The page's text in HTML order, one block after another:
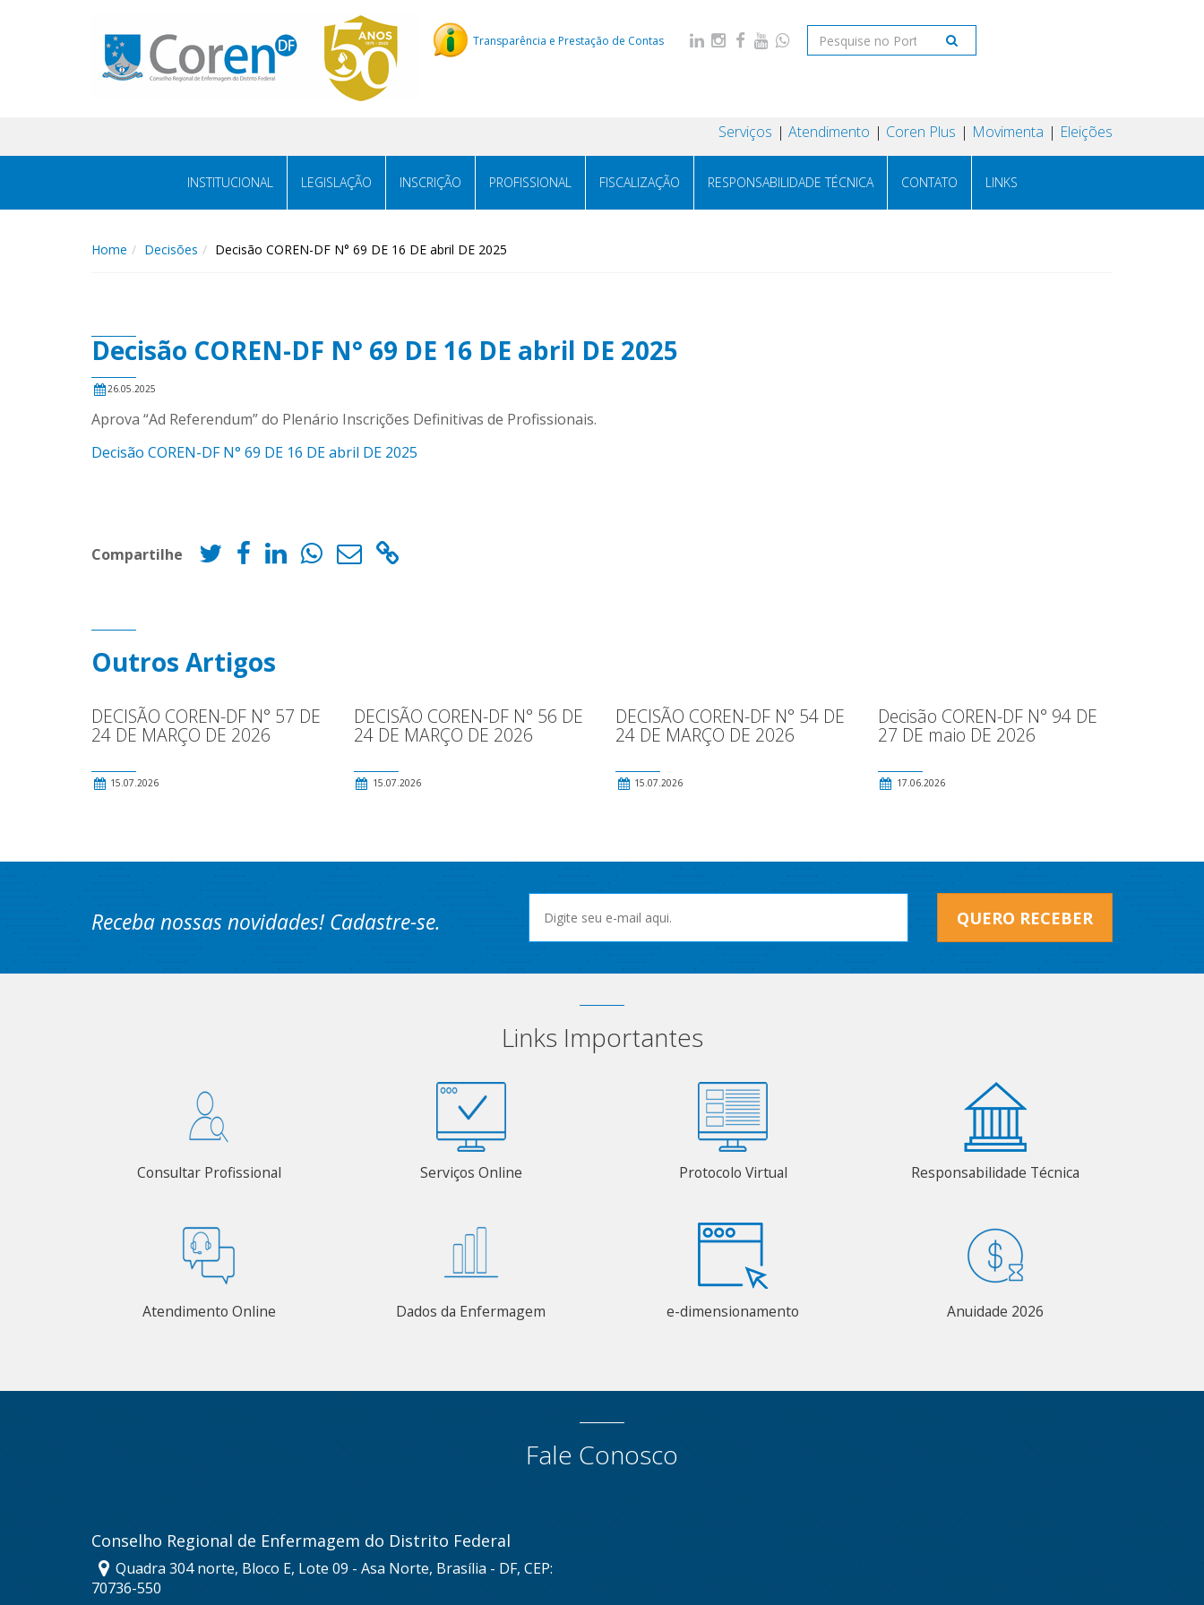
Transparência e Prestação de Contas
Serviços Atendimento Coren Plus Movimenta Eleições
INSTITUCIONAL LEGISLAÇÃO INSCRIÇÃO PROFISSIONAL FISCALIZAÇÃO RESPONSABILIDADE TÉCNICA CONTATO LINKS
Home Decisões Decisão COREN-DF N° 69 DE 16 DE abril DE 2025
Decisão COREN-DF N° 69 DE 16 DE abril DE 2025
26.05.2025
Aprova “Ad Referendum” do Plenário Inscrições Definitivas de Profissionais.
Decisão COREN-DF N° 69 DE 16 DE abril DE 2025
Compartilhe
Outros Artigos
DECISÃO COREN-DF N° 57 DE
24 DE MARÇO DE 2026
15.07.2026
DECISÃO COREN-DF N° 56 DE
24 DE MARÇO DE 2026
15.07.2026
DECISÃO COREN-DF N° 54 DE
24 DE MARÇO DE 2026
15.07.2026
Decisão COREN-DF N° 94 DE
27 DE maio DE 2026
17.06.2026
Receba nossas novidades! Cadastre-se. QUERO RECEBER
Links Importantes
Consultar Profissional Serviços Online Protocolo Virtual Responsabilidade Técnica
Atendimento Online Dados da Enfermagem e-dimensionamento Anuidade 2026
Fale Conosco
Conselho Regional de Enfermagem do Distrito Federal
Quadra 304 norte, Bloco E, Lote 09 - Asa Norte, Brasília - DF, CEP:
70736-550